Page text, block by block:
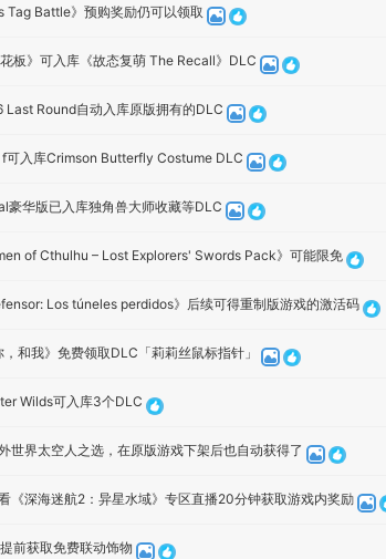
Tag Battle》预购奖励仍可以领取
板》可入库《故态复萌 The Recall》DLC
Last Round自动入库原版拥有的DLC
可入库Crimson Butterfly Costume DLC
豪华版已入库独角兽大师收藏等DLC
of Cthulhu – Lost Explorers' Swords Pack》可能限免
Los túneles perdidos》后续可得重制版游戏的激活码
和我》免费领取DLC「莉莉丝鼠标指针」
Wilds可入库3个DLC
世界太空人之选，在原版游戏下架后也自动获得了
《深海迷航2：异星水域》专区直播20分钟获取游戏内奖励
前获取免费联动饰物